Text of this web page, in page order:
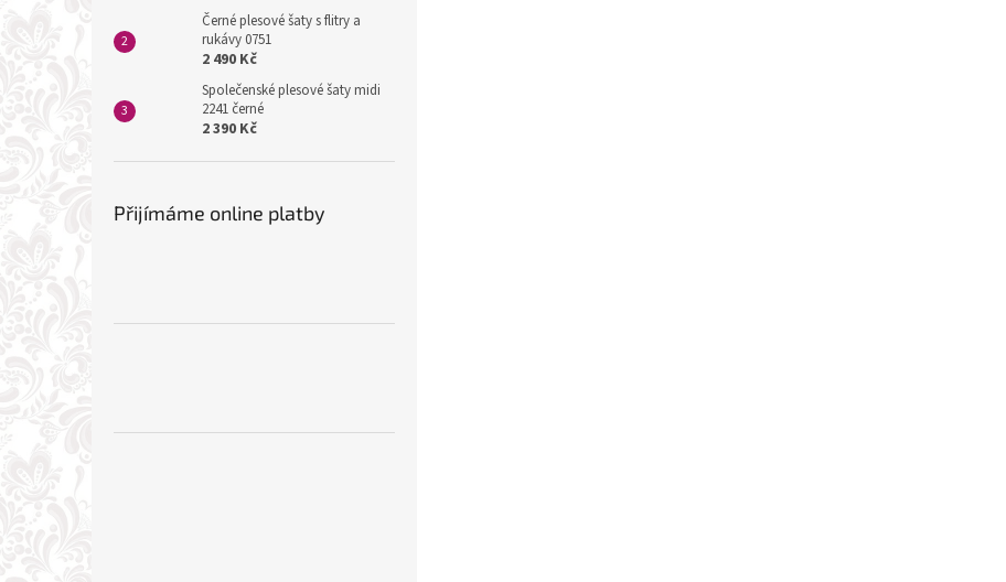
Černé plesové šaty s flitry a
rukávy 0751
2 490 Kč
Společenské plesové šaty midi
2241 černé
2 390 Kč
Přijímáme online platby